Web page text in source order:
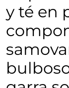
y té en